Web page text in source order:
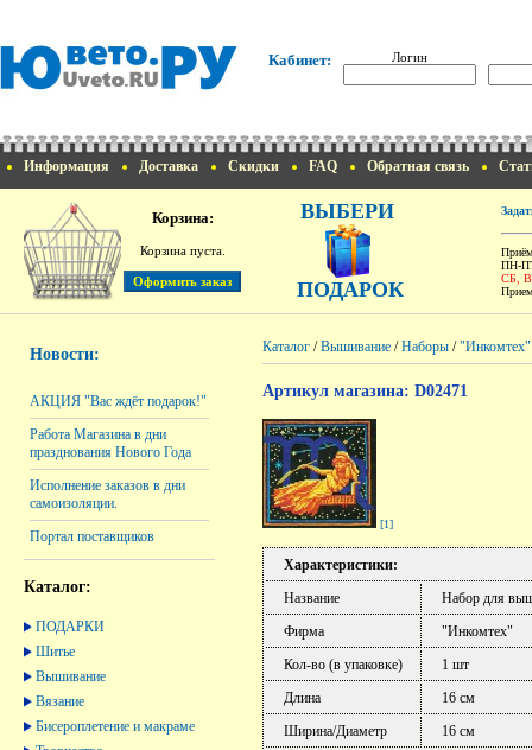
Кабинет: Логин
Информация Доставка Скидки FAQ Обратная связь
Корзина:
Корзина пуста.
ВЫБЕРИ
ПОДАРОК
ПН-
СБ,
Новости:
АКЦИЯ "Вас ждёт подарок!"
Работа Магазина в дни
празднования Нового Года
Исполнение заказов в дни
самоизоляции.
Портал поставщиков
Каталог:
ПОДАРКИ
Шитье
Вышивание
Вязание
Бисероплетение и макраме
Каталог /Вышивание /Наборы /"Инкомтех"
Артикул магазина: D02471
[1]
Характеристики:
Название
Набор для
Фирма
"Инкомтех"
Кол-во (в упаковке)
1 шт
Длина
16 см
Ширина/Диаметр
16 см